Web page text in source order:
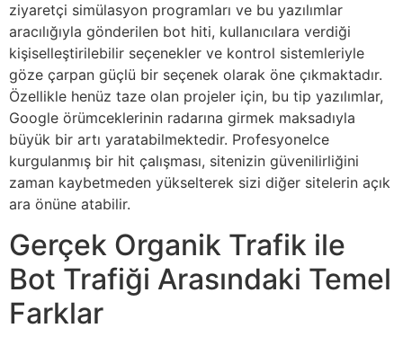
ziyaretçi simülasyon programları ve bu yazılımlar
aracılığıyla gönderilen bot hiti, kullanıcılara verdiği
kişiselleştirilebilir seçenekler ve kontrol sistemleriyle
göze çarpan güçlü bir seçenek olarak öne çıkmaktadır.
Özellikle henüz taze olan projeler için, bu tip yazılımlar,
Google örümceklerinin radarına girmek maksadıyla
büyük bir artı yaratabilmektedir. Profesyonelce
kurgulanmış bir hit çalışması, sitenizin güvenilirliğini
zaman kaybetmeden yükselterek sizi diğer sitelerin açık
ara önüne atabilir.
Gerçek Organik Trafik ile
Bot Trafiği Arasındaki Temel
Farklar